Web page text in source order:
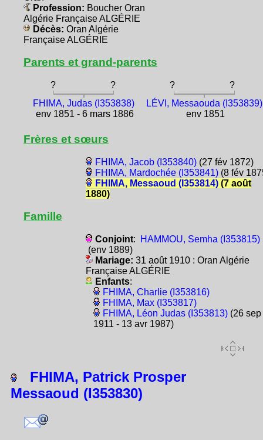
Profession: Boucher Oran
Algérie Française ALGÉRIE
Décès: Oran Algérie
Française ALGÉRIE
Parents et grand-parents
? ? ?
?
FHIMA, Judas (I353838)
env 1851 - 6 mars 1886
LÉVI, Messaouda (I353839)
env 1851
Frères et sœurs
FHIMA, Jacob (I353840)(27 fév 1872)
FHIMA, Mardochée (I353841)(8 fév
FHIMA, Messaoud (I353814)(7 août
1880)
Famille
Conjoint:
HAMMOU, Semha (I353815)
(env 1889)
Mariage: 31 août 1910 : Oran Algérie
Française ALGÉRIE
Enfants:
FHIMA, Charlie (I353816)
FHIMA, Max (I353817)
FHIMA, Léon Judas (I353813)(26 sep
1911 - 13 avr 1987)
FHIMA, Patrick Prosper
Messaoud (I353830)